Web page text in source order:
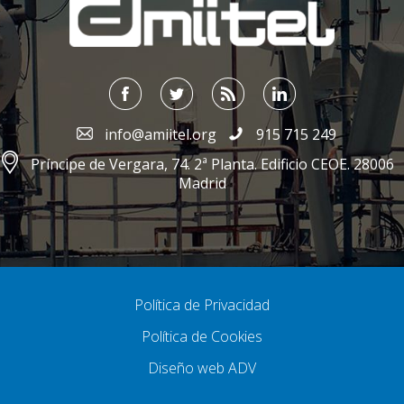
info@amiitel.org
915 715 249
Príncipe de Vergara, 74. 2ª Planta. Edificio CEOE. 28006
Madrid
Política de Privacidad
Política de Cookies
Diseño web ADV